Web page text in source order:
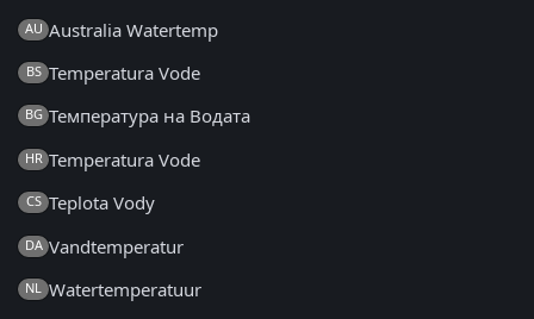
AU Australia Watertemp
BS Temperatura Vode
BG Температура на Водата
HR Temperatura Vode
CS Teplota Vody
DA Vandtemperatur
NL Watertemperatuur